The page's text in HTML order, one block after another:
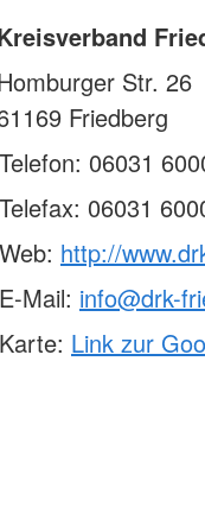
Str. 26
Friedberg
Telefon: 06031
Telefax: 06031
Web: http://
E-Mail: info@drk-
Karte: Link zur